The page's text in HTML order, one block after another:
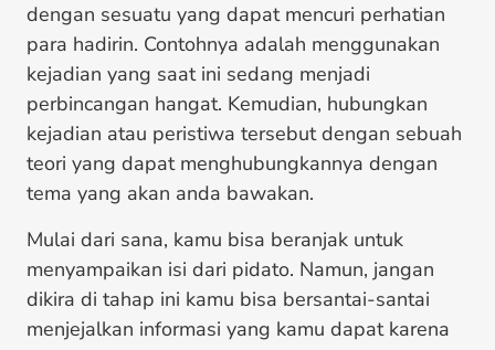
dengan sesuatu yang dapat mencuri perhatian
para hadirin. Contohnya adalah menggunakan
kejadian yang saat ini sedang menjadi
perbincangan hangat. Kemudian, hubungkan
kejadian atau peristiwa tersebut dengan sebuah
teori yang dapat menghubungkannya dengan
tema yang akan anda bawakan.
Mulai dari sana, kamu bisa beranjak untuk
menyampaikan isi dari pidato. Namun, jangan
dikira di tahap ini kamu bisa bersantai-santai
menjejalkan informasi yang kamu dapat karena